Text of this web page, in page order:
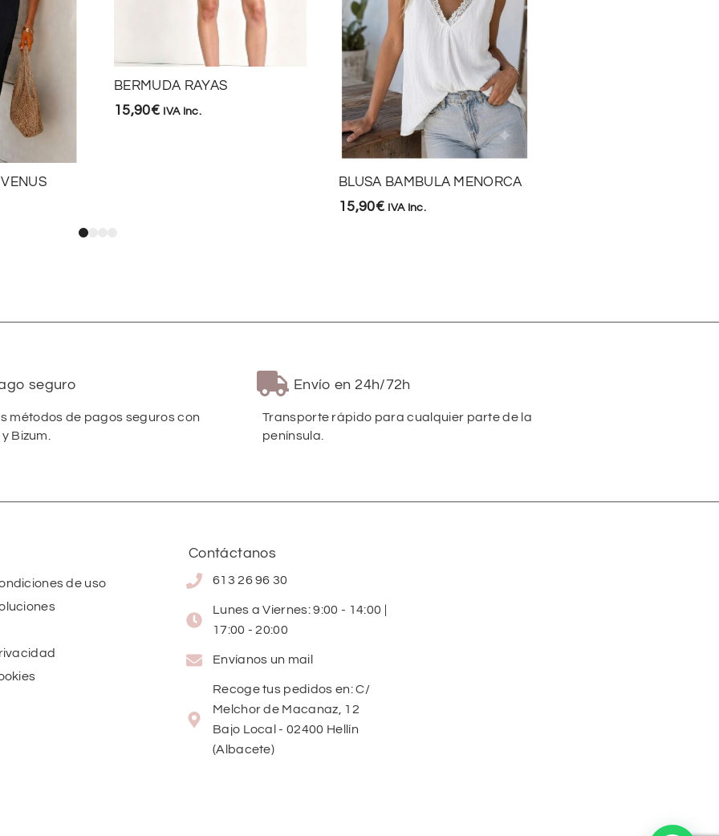
BERMUDA RAYAS
15,90€ IVA Inc.
BLUSA BAMBULA MENORCA
15,90€ IVA Inc.
seguro
métodos de pagos seguros con
Bizum.
Envío en 24h/72h
Transporte rápido para cualquier parte de la
península.
de uso
Contáctanos
613 26 96 30
Lunes a Viernes: 9:00 - 14:00 |
17:00 - 20:00
Envíanos un mail
Recoge tus pedidos en: C/
Melchor de Macanaz, 12
Bajo Local - 02400 Hellín
(Albacete)